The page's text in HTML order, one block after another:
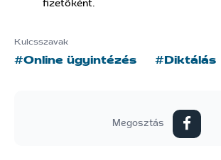
Megosztás
fizetőként.
Kulcsszavak
#Online ügyintézés #Diktálás